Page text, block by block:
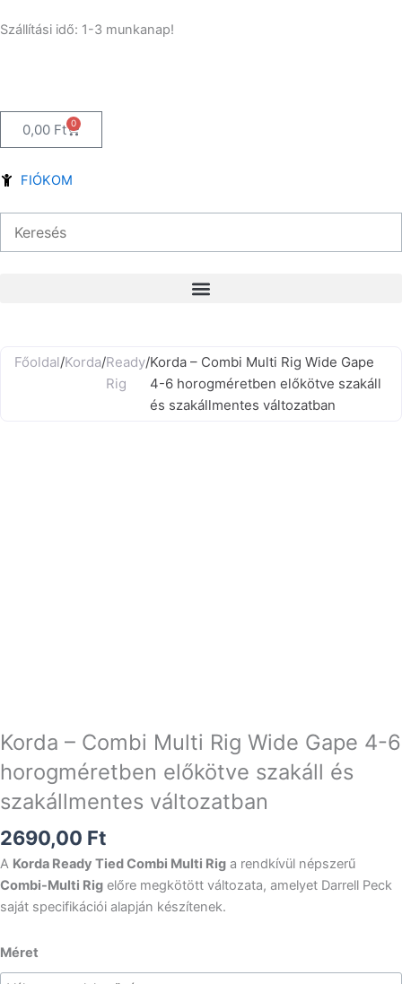
to
Szállítási idő: 1-3 munkanap!
0,00 Ft 0
Kosár
FIÓKOM
Főoldal/Korda/Ready
Rig
/Korda – Combi Multi Rig Wide Gape
4-6 horogméretben előkötve szakáll
és szakállmentes változatban
Korda – Combi Multi Rig Wide Gape 4-6
horogméretben előkötve szakáll és
szakállmentes változatban
2690,00 Ft
A Korda Ready Tied Combi Multi Rig a rendkívül népszerű
Combi-Multi Rig előre megkötött változata, amelyet Darrell Peck
saját specifikációi alapján készítenek.
Méret
Korda
-